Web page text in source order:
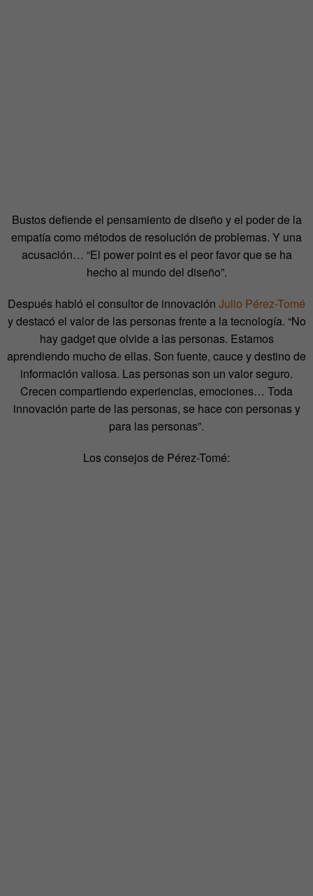
Bustos defiende el pensamiento de diseño y el poder de la
empatía como métodos de resolución de problemas. Y una
acusación… “El power point es el peor favor que se ha
hecho al mundo del diseño”.
Después habló el consultor de innovación Julio Pérez-Tomé
y destacó el valor de las personas frente a la tecnología. “No
hay gadget que olvide a las personas. Estamos
aprendiendo mucho de ellas. Son fuente, cauce y destino de
información valiosa. Las personas son un valor seguro.
Crecen compartiendo experiencias, emociones… Toda
innovación parte de las personas, se hace con personas y
para las personas”.
Los consejos de Pérez-Tomé: